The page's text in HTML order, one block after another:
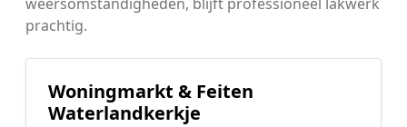
prachtig.
Woningmarkt & Feiten
Waterlandkerkje